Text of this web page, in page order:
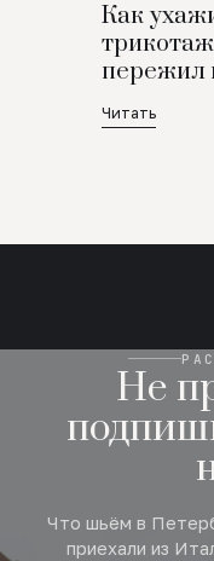
Как
пережил
Читать
Не
Что шьём в
приехали из